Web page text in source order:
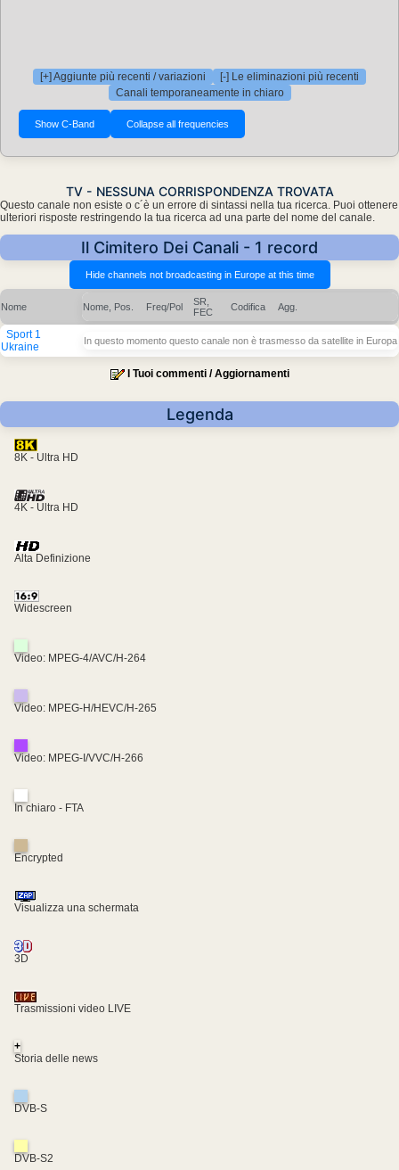
[+] Aggiunte più recenti / variazioni
[-] Le eliminazioni più recenti
Canali temporaneamente in chiaro
TV - NESSUNA CORRISPONDENZA TROVATA
Questo canale non esiste o c´è un errore di sintassi nella tua ricerca. Puoi ottenere
ulteriori risposte restringendo la tua ricerca ad una parte del nome del canale.
Il Cimitero Dei Canali - 1 record
Nome Nome, Pos. Freq/Pol
SR,
FEC
Codifica Agg.
Sport 1
Ukraine
In questo momento questo canale non è trasmesso da satellite in Europa
I Tuoi commenti / Aggiornamenti
Legenda
8K - Ultra HD
4K - Ultra HD
Alta Definizione
Widescreen
Video: MPEG-4/AVC/H-264
Video: MPEG-H/HEVC/H-265
Video: MPEG-I/VVC/H-266
In chiaro - FTA
Encrypted
Visualizza una schermata
3D
Trasmissioni video LIVE
+
Storia delle news
DVB-S
DVB-S2